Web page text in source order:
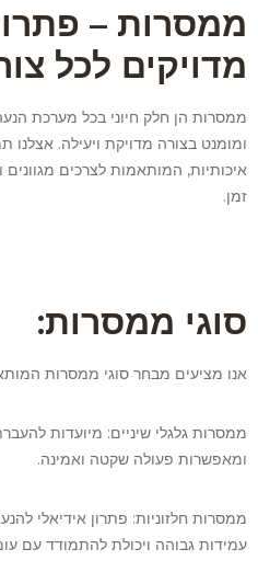
ממסרות –
מדויקים לכל
ממסרות הן חלק חיוני בכל מערכת
ומומנט בצורה מדויקת ויעילה.
איכותיות, המותאמות לצרכים מגוונים
זמן.
סוגי ממסרות:
אנו מציעים מבחר סוגי ממסרות
ממסרות גלגלי שיניים: מיועדות
ומאפשרות פעולה שקטה ואמינה.
ממסרות חלזוניות: פתרון אידיאלי
עמידות גבוהה ויכולת להתמודד עם